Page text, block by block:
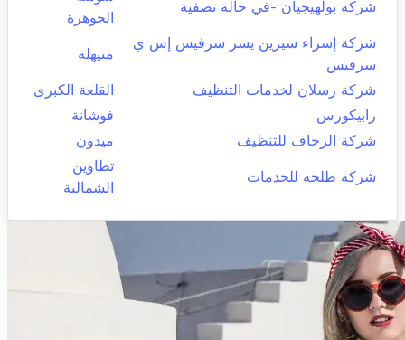
شركة بولهيجيان -في حالة تصفية
الجوهرة
شركة إسراء سيرين يسر سرفيس إس ي
سرفيس
منيهلة
شركة رسلان لخدمات التنظيف
القلعة الكبرى
رابيكورس
فوشانة
شركة الزحاف للتنظيف
ميدون
شركة طلحه للخدمات
تطاوين
الشمالية